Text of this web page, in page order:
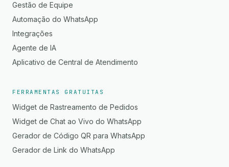
Gestão de Equipe
Automação do WhatsApp
Integrações
Agente de IA
Aplicativo de Central de Atendimento
FERRAMENTAS GRATUITAS
Widget de Rastreamento de Pedidos
Widget de Chat ao Vivo do WhatsApp
Gerador de Código QR para WhatsApp
Gerador de Link do WhatsApp